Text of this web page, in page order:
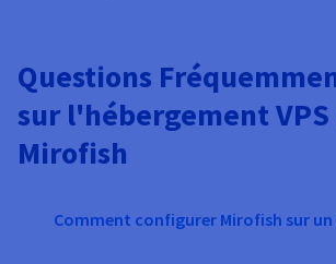
Questions
sur l'hébergement VPS
Mirofish
Comment configurer Mirofish sur un